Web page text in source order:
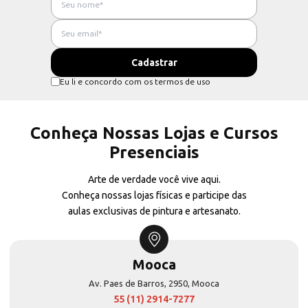
Eu li e concordo com os termos de uso
Conheça Nossas Lojas e Cursos
Presenciais
Arte de verdade você vive aqui.
Conheça nossas lojas físicas e participe das
aulas exclusivas de pintura e artesanato.
Mooca
Av. Paes de Barros, 2950, Mooca
55 (11) 2914-7277